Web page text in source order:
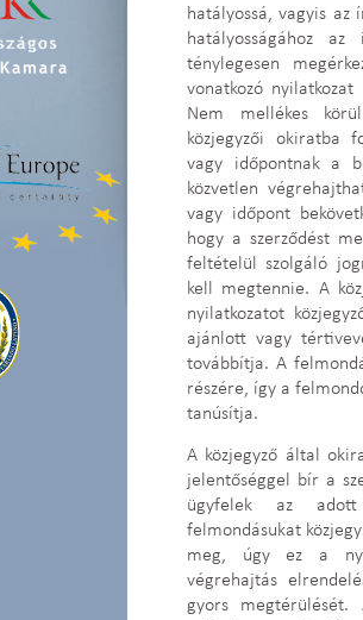
hatályossá, vagyis
hatályosságához
ténylegesen
vonatkozó
Nem mellékes
közjegyzői okiratba
vagy időpontnak a
közvetlen
vagy időpont
hogy a szerződést
feltételül szolgáló
kell megtennie. A
nyilatkozatot
ajánlott vagy
továbbítja. A
részére, így a
tanúsítja.
A közjegyző által
jelentőséggel bír a
ügyfelek az adott
felmondásukat
meg, úgy ez a
végrehajtás
gyors megtérülését.